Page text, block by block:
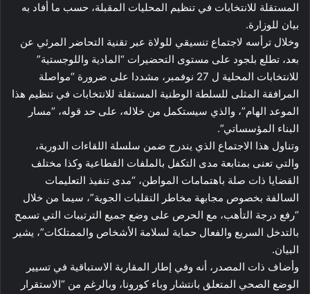
المستقلة للانتخابات في تنظيم المحليات المقبلة، حسب ما أفاد به
بيان للوزارة.
وخلال ترأسه لاجتماع تنسيقي للولاة عبر تقنية التحاضر المرئي عن
بعد، تطلع بلجود على مستوى التحضيرات “المادية واللوجستية”
للانتخابات المحلية ل 27 نوفمبر، مشددا على ضرورة “مواصلة
المرافقة المثلى للسلطة الوطنية المستقلة للانتخابات في تنظيم هذا
الموعد الهام”، والذي سيستكمل من خلاله، على حد قوله، “مسار
البناء المؤسساتي”.
وتناول هذا الاجتماع الذي يندرج ضمن سلسلة اللقاءات الدورية،
والتي تعنى بمتابعة مدى التكفل بالملفات القطاعية وكذا مختلف
القضايا ذات صلة باهتمامات المواطن، “مدى تنفيذ التعليمات
السالفة بخصوص مجابهة مخاطر التقلبات الجوية”، سيما من خلال
“رفع درجة التأهب، مع الحرص على وضع جميع الترتيبات التي تسمح
بالتدخل السريع والفعال حماية لسلامة الأشخاص والممتلكات”، يشير
البيان.
وأضاف ذات المصدر، أنه وفي إطار المقاربة الاستباقية في تسيير
الوضع الصحي المتعلق بانتشار وباء كورونا، وبالرغم من “الاستقرار